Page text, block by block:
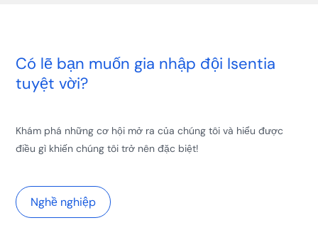
Có lẽ bạn muốn gia nhập đội Isentia
tuyệt vời?
Khám phá những cơ hội mở ra của chúng tôi và hiểu được
điều gì khiến chúng tôi trở nên đặc biệt!
Nghề nghiệp